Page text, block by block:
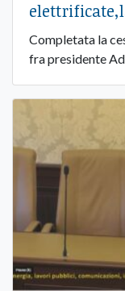
Completata la
fra presidente